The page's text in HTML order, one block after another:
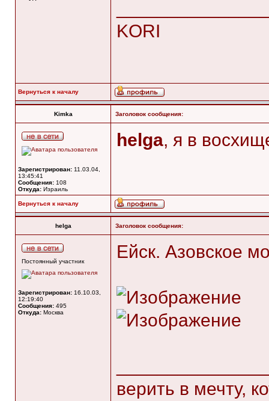
KORI
Вернуться к началу
Kimka Заголовок сообщения:
Зарегистрирован: 11.03.04,
13:45:41
Сообщения: 108
Откуда: Израиль
helga, я в
Вернуться к началу
helga Заголовок сообщения:
Постоянный участник
Зарегистрирован: 16.10.03,
12:19:40
Сообщения: 495
Откуда: Москва
Ейск. Азовское
верить в мечту,